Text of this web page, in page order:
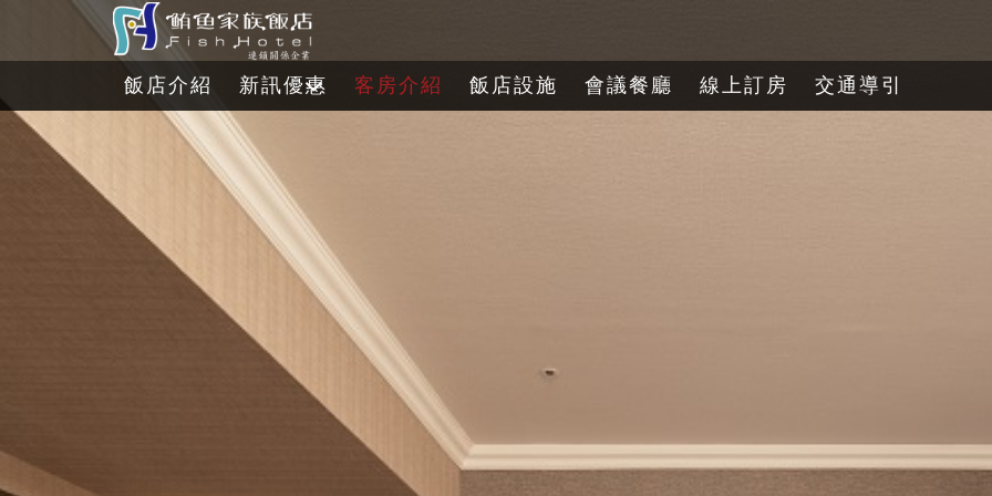
飯店介紹 新訊優惠 客房介紹 飯店設施 會議餐廳 線上訂房 交通導引